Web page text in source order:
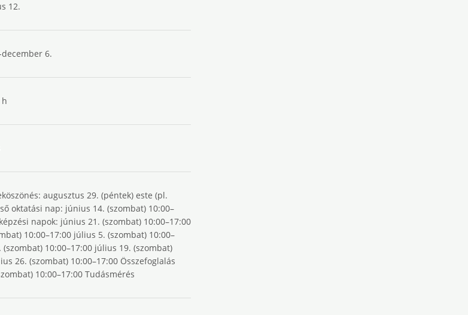
12.
6.
augusztus 29. (péntek) este (pl.
oktatási nap: június 14. (szombat) 10:00–
napok: június 21. (szombat) 10:00–17:00
10:00–17:00 július 5. (szombat) 10:00–
10:00–17:00 július 19. (szombat)
26. (szombat) 10:00–17:00 Összefoglalás
10:00–17:00 Tudásmérés